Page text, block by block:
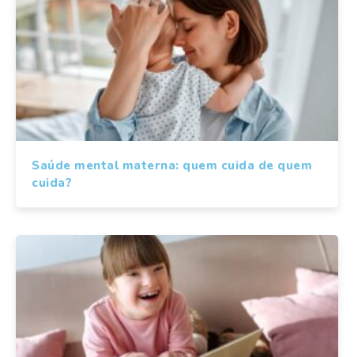
Saúde mental materna: quem cuida de quem
cuida?